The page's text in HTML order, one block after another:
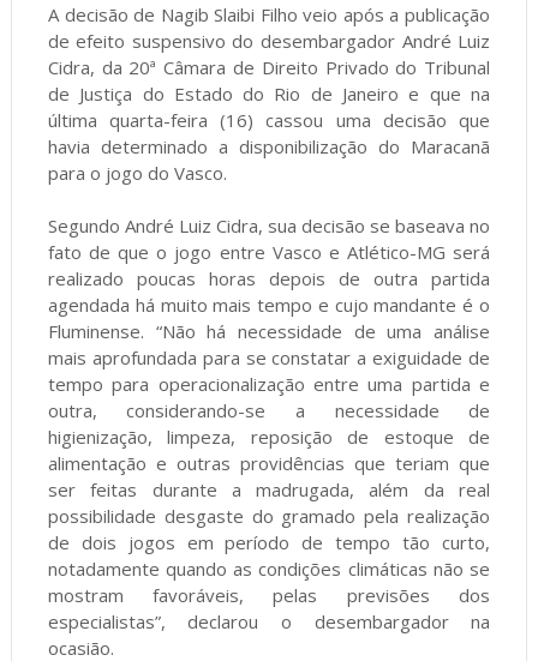
A decisão de Nagib Slaibi Filho veio após a publicação
de efeito suspensivo do desembargador André Luiz
Cidra, da 20ª Câmara de Direito Privado do Tribunal
de Justiça do Estado do Rio de Janeiro e que na
última quarta-feira (16) cassou uma decisão que
havia determinado a disponibilização do Maracanã
para o jogo do Vasco.
Segundo André Luiz Cidra, sua decisão se baseava no
fato de que o jogo entre Vasco e Atlético-MG será
realizado poucas horas depois de outra partida
agendada há muito mais tempo e cujo mandante é o
Fluminense. “Não há necessidade de uma análise
mais aprofundada para se constatar a exiguidade de
tempo para operacionalização entre uma partida e
outra, considerando-se a necessidade de
higienização, limpeza, reposição de estoque de
alimentação e outras providências que teriam que
ser feitas durante a madrugada, além da real
possibilidade desgaste do gramado pela realização
de dois jogos em período de tempo tão curto,
notadamente quando as condições climáticas não se
mostram favoráveis, pelas previsões dos
especialistas”, declarou o desembargador na
ocasião.